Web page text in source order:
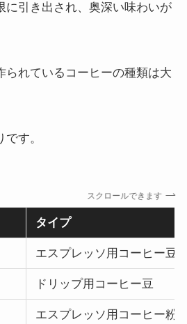
に引き出され、奥深い味わいが
られているコーヒーの種類は大
す。
スクロールできます
タイプ
エスプレッソ用コーヒー豆
ドリップ用コーヒー豆
エスプレッソ用コーヒー粉